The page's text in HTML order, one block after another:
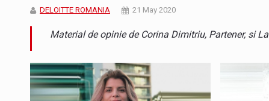
DELOITTE ROMANIA 21 May 2020
Material de opinie de Corina Dimitriu, Partener, si